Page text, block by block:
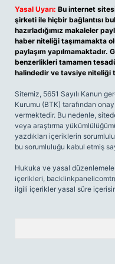
Yasal Uyarı: Bu internet
şirketi ile hiçbir bağlantısı
hazırladığımız makaleler
haber niteliği taşımamakta
paylaşım yapılmamaktadır.
benzerlikleri tamamen
halindedir ve tavsiye niteliği
Sitemiz, 5651 Sayılı Kanun
Kurumu (BTK) tarafından
vermektedir. Bu nedenle,
veya araştırma
yazdıkları içeriklerin
bu sorumluluğu kabul etmiş
Hukuka ve yasal
içerikleri,
ilgili içerikler yasal süre